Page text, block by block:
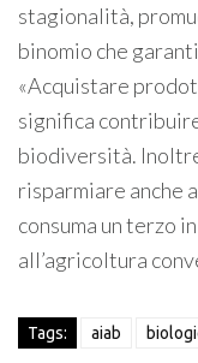
stagionalità,
binomio che
«Acquistare
significa
biodiversità.
risparmiare anche
consuma un terzo
all’agricoltura
Tags: aiab